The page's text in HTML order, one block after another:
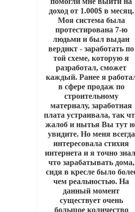
доход от 1.000$ в месяц.
Моя система была
протестирована 7-ю
людьми и был выдан
вердикт - заработать по
той схеме, которую я
разработал, сможет
каждый. Ранее я
в сфере продаж по
строительному
материалу, заработная
плата устраивала, так
жалоб и нытья Вы тут
увидите. Но меня всегда
интересовала стихия
интернета и я точно
что зарабатывать дома,
сидя в кресле было
чем реальностью. На
данный момент
существует очень
большое количество